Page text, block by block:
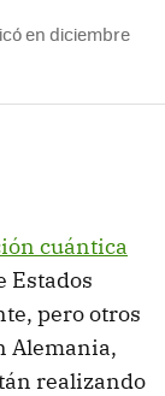
en diciembre
cuántica
Estados
pero otros
Alemania,
realizando